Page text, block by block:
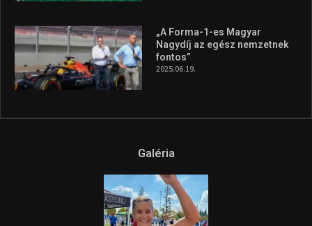
„A Forma-1-es Magyar
Nagydíj az egész nemzetnek
fontos”
2025.06.19.
Galéria